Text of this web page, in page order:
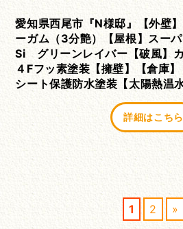
愛知県西尾市『N様邸』【外壁
ーガム（3分艶）【屋根】スー
Si グリーンレイバー【破風】カ
４Fフッ素塗装【擁壁】【倉庫
シート保護防水塗装【太陽熱温
詳細はこちら
1 2 »